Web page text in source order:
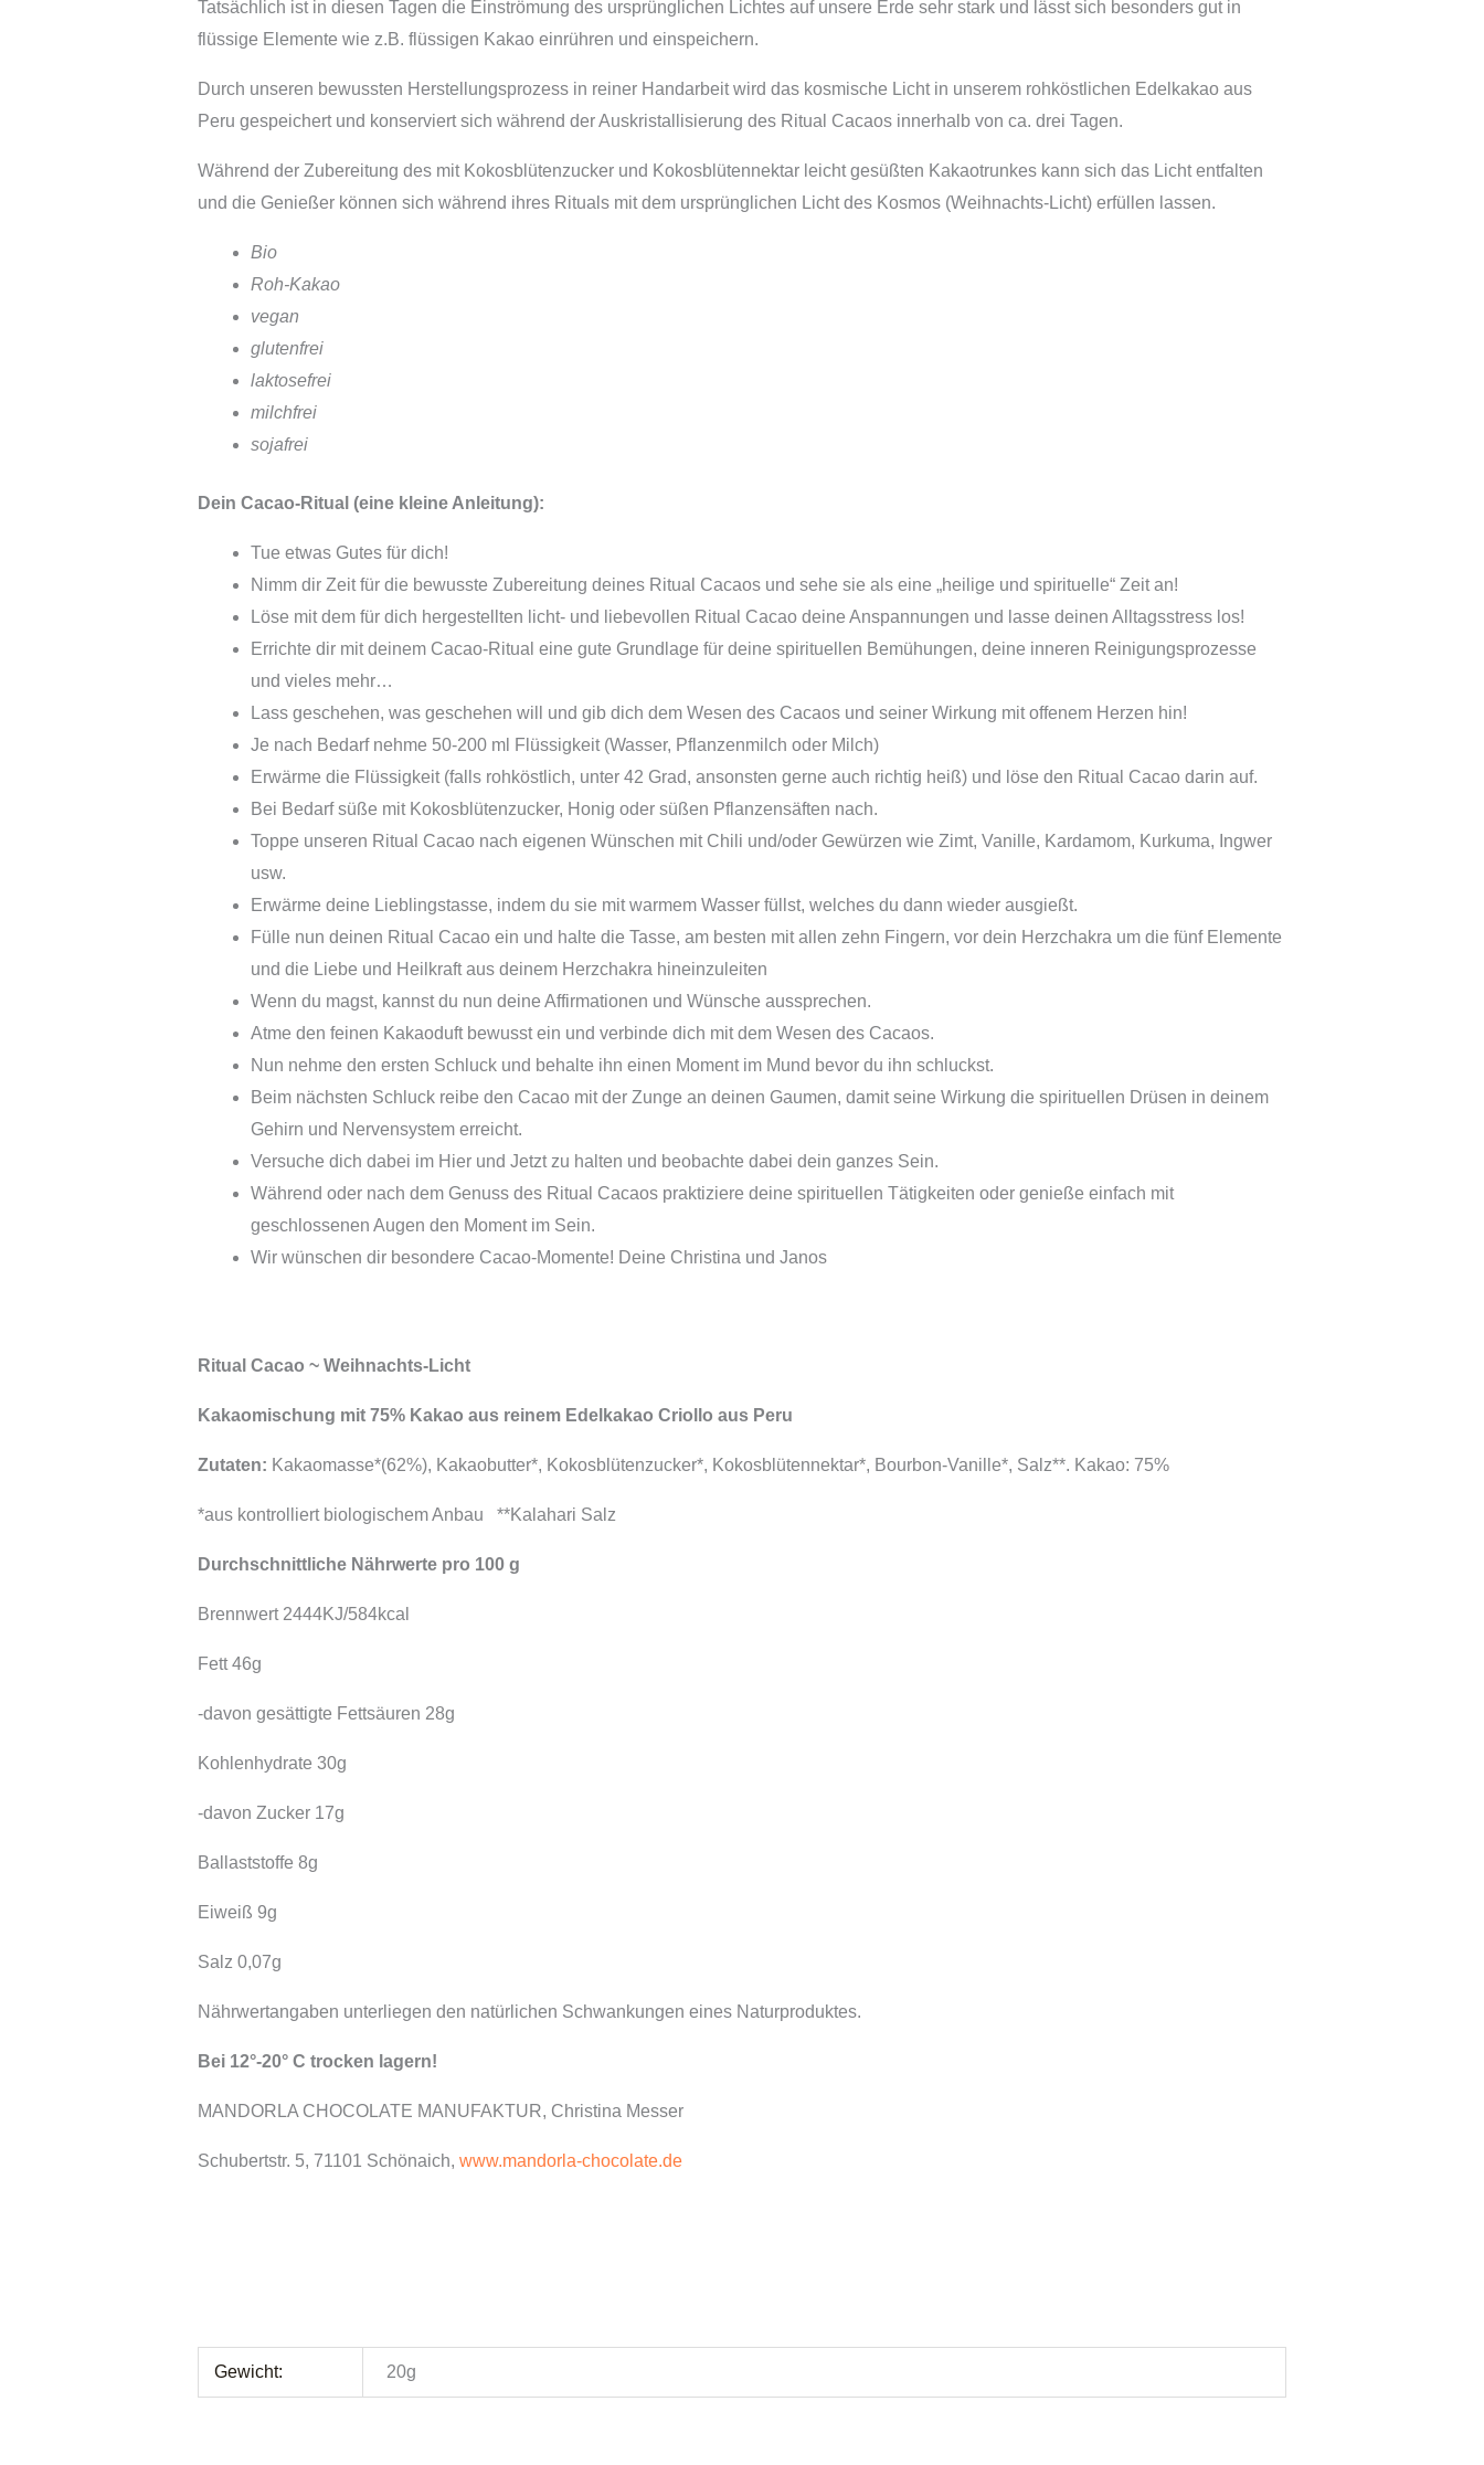
Tatsächlich ist in diesen Tagen die Einströmung des ursprünglichen Lichtes auf unsere Erde sehr stark und lässt sich besonders gut in
flüssige Elemente wie z.B. flüssigen Kakao einrühren und einspeichern.
Durch unseren bewussten Herstellungsprozess in reiner Handarbeit wird das kosmische Licht in unserem rohköstlichen Edelkakao aus
Peru gespeichert und konserviert sich während der Auskristallisierung des Ritual Cacaos innerhalb von ca. drei Tagen.
Während der Zubereitung des mit Kokosblütenzucker und Kokosblütennektar leicht gesüßten Kakaotrunkes kann sich das Licht entfalten
und die Genießer können sich während ihres Rituals mit dem ursprünglichen Licht des Kosmos (Weihnachts-Licht) erfüllen lassen.
Bio
Roh-Kakao
vegan
glutenfrei
laktosefrei
milchfrei
sojafrei
Dein Cacao-Ritual (eine kleine Anleitung):
Tue etwas Gutes für dich!
Nimm dir Zeit für die bewusste Zubereitung deines Ritual Cacaos und sehe sie als eine „heilige und spirituelle“ Zeit an!
Löse mit dem für dich hergestellten licht- und liebevollen Ritual Cacao deine Anspannungen und lasse deinen Alltagsstress los!
Errichte dir mit deinem Cacao-Ritual eine gute Grundlage für deine spirituellen Bemühungen, deine inneren Reinigungsprozesse
und vieles mehr…
Lass geschehen, was geschehen will und gib dich dem Wesen des Cacaos und seiner Wirkung mit offenem Herzen hin!
Je nach Bedarf nehme 50-200 ml Flüssigkeit (Wasser, Pflanzenmilch oder Milch)
Erwärme die Flüssigkeit (falls rohköstlich, unter 42 Grad, ansonsten gerne auch richtig heiß) und löse den Ritual Cacao darin auf.
Bei Bedarf süße mit Kokosblütenzucker, Honig oder süßen Pflanzensäften nach.
Toppe unseren Ritual Cacao nach eigenen Wünschen mit Chili und/oder Gewürzen wie Zimt, Vanille, Kardamom, Kurkuma, Ingwer
usw.
Erwärme deine Lieblingstasse, indem du sie mit warmem Wasser füllst, welches du dann wieder ausgießt.
Fülle nun deinen Ritual Cacao ein und halte die Tasse, am besten mit allen zehn Fingern, vor dein Herzchakra um die fünf Elemente
und die Liebe und Heilkraft aus deinem Herzchakra hineinzuleiten
Wenn du magst, kannst du nun deine Affirmationen und Wünsche aussprechen.
Atme den feinen Kakaoduft bewusst ein und verbinde dich mit dem Wesen des Cacaos.
Nun nehme den ersten Schluck und behalte ihn einen Moment im Mund bevor du ihn schluckst.
Beim nächsten Schluck reibe den Cacao mit der Zunge an deinen Gaumen, damit seine Wirkung die spirituellen Drüsen in deinem
Gehirn und Nervensystem erreicht.
Versuche dich dabei im Hier und Jetzt zu halten und beobachte dabei dein ganzes Sein.
Während oder nach dem Genuss des Ritual Cacaos praktiziere deine spirituellen Tätigkeiten oder genieße einfach mit
geschlossenen Augen den Moment im Sein.
Wir wünschen dir besondere Cacao-Momente! Deine Christina und Janos
Ritual Cacao ~ Weihnachts-Licht
Kakaomischung mit 75% Kakao aus reinem Edelkakao Criollo aus Peru
Zutaten: Kakaomasse*(62%), Kakaobutter*, Kokosblütenzucker*, Kokosblütennektar*, Bourbon-Vanille*, Salz**. Kakao: 75%
*aus kontrolliert biologischem Anbau **Kalahari Salz
Durchschnittliche Nährwerte pro 100 g
Brennwert 2444KJ/584kcal
Fett 46g
-davon gesättigte Fettsäuren 28g
Kohlenhydrate 30g
-davon Zucker 17g
Ballaststoffe 8g
Eiweiß 9g
Salz 0,07g
Nährwertangaben unterliegen den natürlichen Schwankungen eines Naturproduktes.
Bei 12°-20° C trocken lagern!
MANDORLA CHOCOLATE MANUFAKTUR, Christina Messer
Schubertstr. 5, 71101 Schönaich, www.mandorla-chocolate.de
Gewicht: 20g